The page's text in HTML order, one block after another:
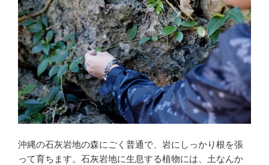
沖縄の石灰岩地の森にごく普通で、岩にしっかり根を張
って育ちます。石灰岩地に生息する植物には、土なんか